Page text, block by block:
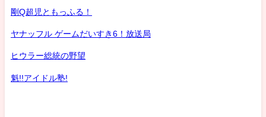
剛Q超児ともっふる！
ヤナッフル ゲームだいすき6！放送局
ヒウラー総統の野望
魁!!アイドル塾!